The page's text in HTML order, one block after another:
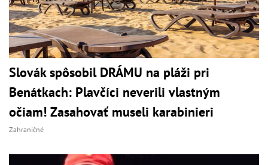
Slovák spôsobil DRÁMU na pláži pri
Benátkach: Plavčíci neverili vlastným
očiam! Zasahovať museli karabinieri
Zahraničné